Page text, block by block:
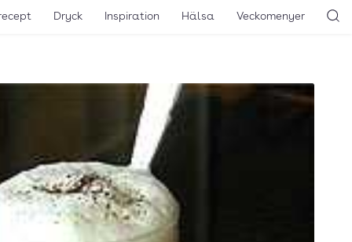
Dryck Inspiration Hälsa Veckomenyer